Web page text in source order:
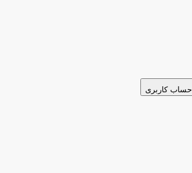
حساب کاربری